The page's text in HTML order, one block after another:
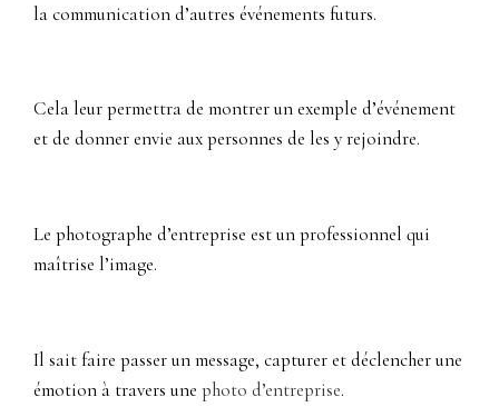
la communication d’autres événements futurs.
Cela leur permettra de montrer un exemple d’événement
et de donner envie aux personnes de les y rejoindre.
Le photographe d’entreprise est un professionnel qui
maîtrise l’image.
Il sait faire passer un message, capturer et déclencher une
émotion à travers une photo d’entreprise.